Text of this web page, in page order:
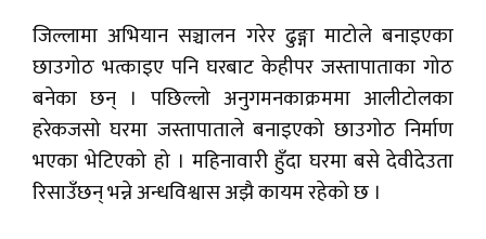
जिल्लामा अभियान सञ्चालन गरेर ढुङ्गा माटोले बनाइएका
छाउगोठ भत्काइए पनि घरबाट केहीपर जस्तापाताका गोठ
बनेका छन् । पछिल्लो अनुगमनकाक्रममा आलीटोलका
हरेकजसो घरमा जस्तापाताले बनाइएको छाउगोठ निर्माण
भएका भेटिएको हो । महिनावारी हुँदा घरमा बसे देवीदेउता
रिसाउँछन् भन्ने अन्धविश्वास अझै कायम रहेको छ ।